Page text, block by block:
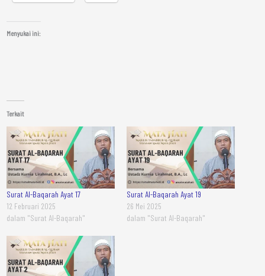
Menyukai ini:
Terkait
Surat Al-Baqarah Ayat 17
12 Februari 2025
dalam "Surat Al-Baqarah"
Surat Al-Baqarah Ayat 19
26 Mei 2025
dalam "Surat Al-Baqarah"